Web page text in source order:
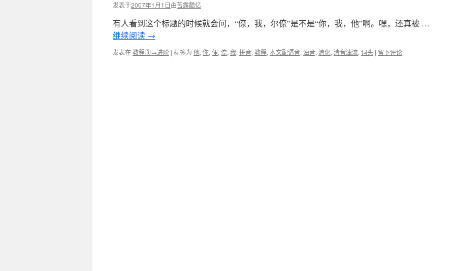
发表于2007年1月1日由苦露酷亿
有人看到这个标题的时候就会问，“倷，我，尔倷”是不是“你，我，他”啊。嘿，还真被 …
继续阅读 →
发表在教程③→进阶 | 标签为 他, 你, 俚, 倷, 我, 拼音, 教程, 本文配语音, 浊音, 清化, 清音浊流, 词头 | 留下评论